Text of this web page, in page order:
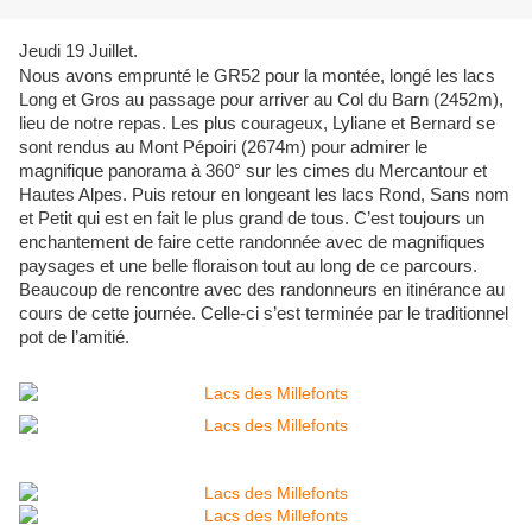
Jeudi 19 Juillet.
Nous avons emprunté le GR52 pour la montée, longé les lacs
Long et Gros au passage pour arriver au Col du Barn (2452m),
lieu de notre repas. Les plus courageux, Lyliane et Bernard se
sont rendus au Mont Pépoiri (2674m) pour admirer le
magnifique panorama à 360° sur les cimes du Mercantour et
Hautes Alpes. Puis retour en longeant les lacs Rond, Sans nom
et Petit qui est en fait le plus grand de tous. C’est toujours un
enchantement de faire cette randonnée avec de magnifiques
paysages et une belle floraison tout au long de ce parcours.
Beaucoup de rencontre avec des randonneurs en itinérance au
cours de cette journée. Celle-ci s’est terminée par le traditionnel
pot de l’amitié.